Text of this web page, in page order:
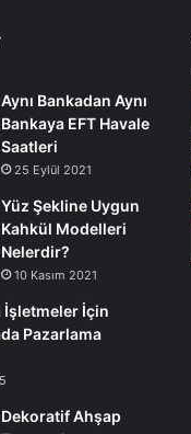
Aynı Bankadan Aynı
Bankaya EFT Havale
Saatleri
25 Eylül 2021
Yüz Şekline Uygun
Kahkül Modelleri
Nelerdir?
10 Kasım 2021
İşletmeler İçin
Pazarlama
Dekoratif Ahşap